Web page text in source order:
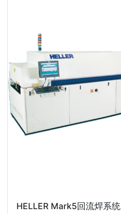
HELLER Mark5回流焊系统